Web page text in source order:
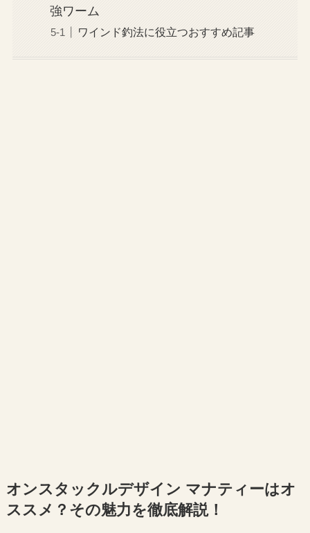
強ワーム
ワインド釣法に役立つおすすめ記事
オンスタックルデザイン マナティーはオ
ススメ？その魅力を徹底解説！